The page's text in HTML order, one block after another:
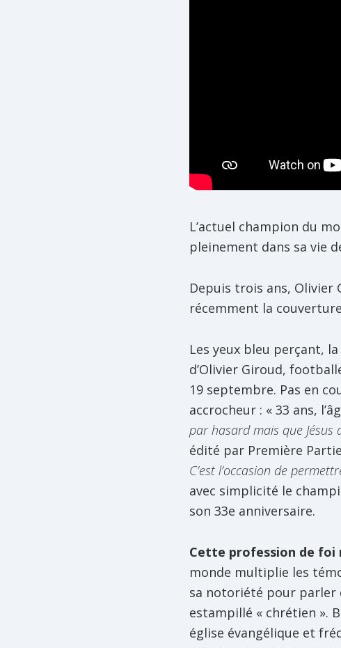
L’actuel champion du
pleinement dans sa vie
Depuis trois ans, Olivier
récemment la
Les yeux bleu perçant,
d’Olivier Giroud,
19 septembre. Pas en
accrocheur : « 33 ans,
par hasard mais que Jésus
édité par Première
C’est l’occasion de
avec simplicité le
son 33e anniversaire.
Cette profession de foi
monde multiplie les
sa notoriété pour parler
estampillé « chrétien ».
église évangélique et